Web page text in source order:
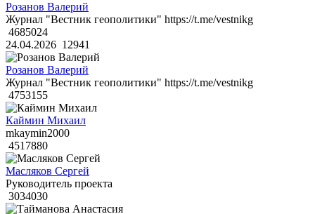
Розанов Валерий
Журнал "Вестник геополитики" https://t.me/vestnikg
4685024
24.04.2026 12941
Розанов Валерий
Журнал "Вестник геополитики" https://t.me/vestnikg
4753155
Каймин Михаил
mkaymin2000
4517880
Масляков Сергей
Руководитель проекта
3034030